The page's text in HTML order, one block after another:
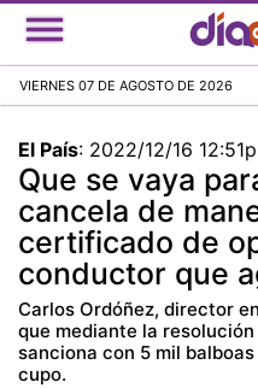
VIERNES 07 DE AGOSTO DE 2026
El País: 2022/12/16
Que se vaya
cancela de
certificado de
conductor que
Carlos Ordóñez, director
que mediante la
sanciona con 5 mil
cupo.